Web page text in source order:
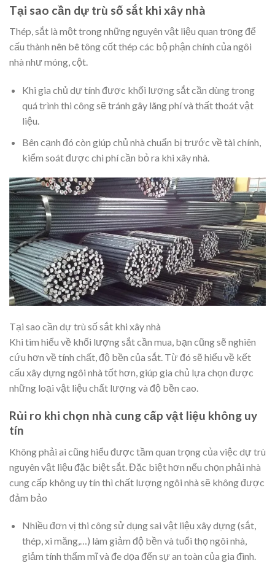
Tại sao cần dự trù số sắt khi xây nhà
Thép, sắt là một trong những nguyên vật liệu quan trọng để
cấu thành nên bê tông cốt thép các bộ phận chính của ngôi
nhà như móng, cột.
Khi gia chủ dự tính được khối lượng sắt cần dùng trong
quá trình thi công sẽ tránh gây lãng phí và thất thoát vật
liệu.
Bên cạnh đó còn giúp chủ nhà chuẩn bị trước về tài chính,
kiểm soát được chi phí cần bỏ ra khi xây nhà.
Tại sao cần dự trù số sắt khi xây nhà
Khi tìm hiểu về khối lượng sắt cần mua, bạn cũng sẽ nghiên
cứu hơn về tính chất, độ bền của sắt. Từ đó sẽ hiểu về kết
cấu xây dựng ngôi nhà tốt hơn, giúp gia chủ lựa chọn được
những loại vật liệu chất lượng và độ bền cao.
Rủi ro khi chọn nhà cung cấp vật liệu không uy
tín
Không phải ai cũng hiểu được tầm quan trọng của việc dự trù
nguyên vật liệu đặc biệt sắt. Đặc biệt hơn nếu chọn phải nhà
cung cấp không uy tín thì chất lượng ngôi nhà sẽ không được
đảm bảo
Nhiều đơn vị thi công sử dụng sai vật liệu xây dựng (sắt,
thép, xi măng,…) làm giảm độ bền và tuổi thọ ngôi nhà,
giảm tính thẩm mĩ và đe dọa đến sự an toàn của gia đình.